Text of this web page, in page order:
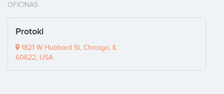
OFICINAS
Protokl
1821 W Hubbard St, Chicago, IL
60622, USA